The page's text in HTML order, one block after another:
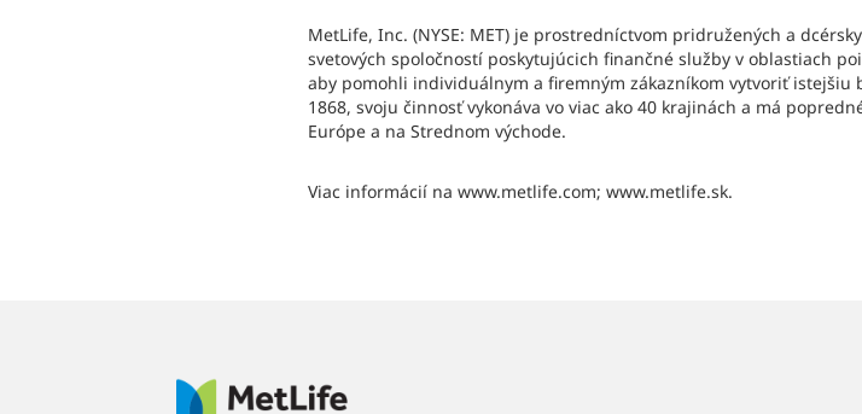
MetLife, Inc. (NYSE: MET) je prostredníctvom pridružených a
svetových spoločností poskytujúcich finančné služby v oblastiach
aby pomohli individuálnym a firemným zákazníkom vytvoriť istejšiu
1868, svoju činnosť vykonáva vo viac ako 40 krajinách a má
Európe a na Strednom východe.
Viac informácií na www.metlife.com; www.metlife.sk.